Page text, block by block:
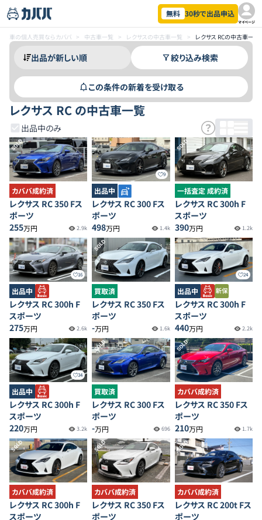
無料 30秒で出品申込
マイページ
車の個人売買ならカババ > 中古車一覧 > レクサスの中古車一覧 > レクサス RCの中古車一覧
絞り込み検索
この条件の新着を受け取る
レクサス RC の中古車一覧
出品中のみ
SOLD
カババ成約済
レクサス RC 350 Fス
ポーツ
255万円 2.9k
9
出品中
レクサス RC 300 Fス
ポーツ
498万円 1.4k
SOLD
一括査定 成約済
レクサス RC 300h F
スポーツ
390万円 1.2k
16
出品中
レクサス RC 300h F
スポーツ
275万円 2.6k
SOLD
買取済
レクサス RC 350 Fス
ポーツ
-万円 1.6k
24
出品中
レクサス RC 300h F
スポーツ
440万円 2.2k
34
出品中
レクサス RC 300h F
スポーツ
220万円 3.2k
SOLD
買取済
レクサス RC 300 Fス
ポーツ
-万円 696
SOLD
カババ成約済
レクサス RC 350 Fス
ポーツ
210万円 1.7k
SOLD
カババ成約済
レクサス RC 300h F
スポーツ
SOLD
カババ成約済
レクサス RC 350 Fス
ポーツ
SOLD
カババ成約済
レクサス RC 200t Fス
ポーツ